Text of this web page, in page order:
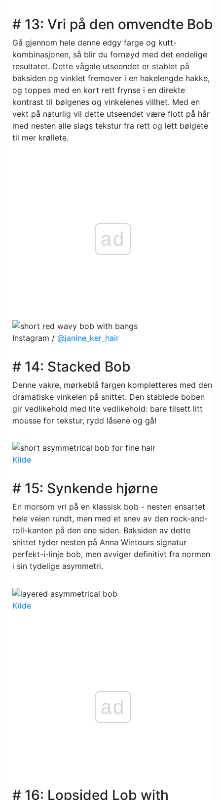
# 13: Vri på den omvendte Bob
Gå gjennom hele denne edgy farge og kutt-
kombinasjonen, så blir du fornøyd med det endelige
resultatet. Dette vågale utseendet er stablet på
baksiden og vinklet fremover i en hakelengde hakke,
og toppes med en kort rett frynse i en direkte
kontrast til bølgenes og vinkelenes villhet. Med en
vekt på naturlig vil dette utseendet være flott på hår
med nesten alle slags tekstur fra rett og lett bølgete
til mer krøllete.
ad
Instagram / @janine_ker_hair
# 14: Stacked Bob
Denne vakre, mørkeblå fargen kompletteres med den
dramatiske vinkelen på snittet. Den stablede boben
gir vedlikehold med lite vedlikehold: bare tilsett litt
mousse for tekstur, rydd låsene og gå!
Kilde
# 15: Synkende hjørne
En morsom vri på en klassisk bob - nesten ensartet
hele veien rundt, men med et snev av den rock-and-
roll-kanten på den ene siden. Baksiden av dette
snittet tyder nesten på Anna Wintours signatur
perfekt-i-linje bob, men avviger definitivt fra normen
i sin tydelige asymmetri.
Kilde
ad
# 16: Lopsided Lob with